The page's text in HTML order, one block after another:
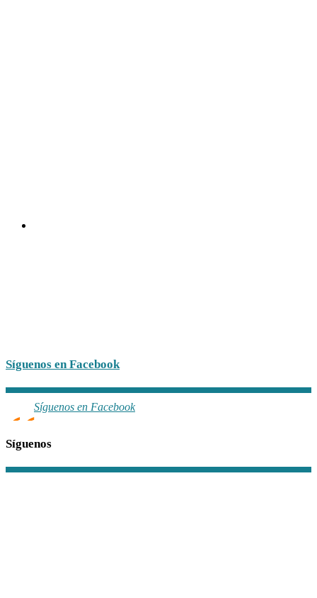
Síguenos en Facebook
Síguenos en Facebook
Síguenos